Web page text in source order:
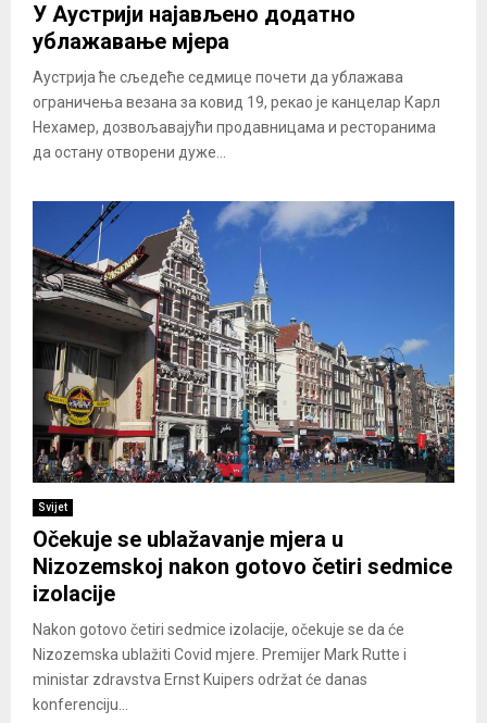
У Аустрији најављено додатно
ублажавање мјера
Аустрија ће сљедеће седмице почети да ублажава
ограничења везана за ковид 19, рекао је канцелар Карл
Нехамер, дозвољавајући продавницама и ресторанима
да остану отворени дуже...
Svijet
Očekuje se ublažavanje mjera u
Nizozemskoj nakon gotovo četiri sedmice
izolacije
Nakon gotovo četiri sedmice izolacije, očekuje se da će
Nizozemska ublažiti Covid mjere. Premijer Mark Rutte i
ministar zdravstva Ernst Kuipers održat će danas
konferenciju...